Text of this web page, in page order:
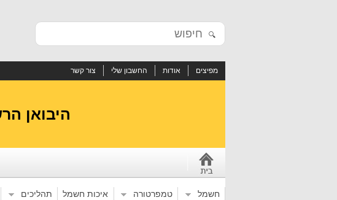
🔍
צור קשר החשבון שלי אודות מפיצים
היבואן
חשמל טמפרטורה איכות חשמל תהליכים